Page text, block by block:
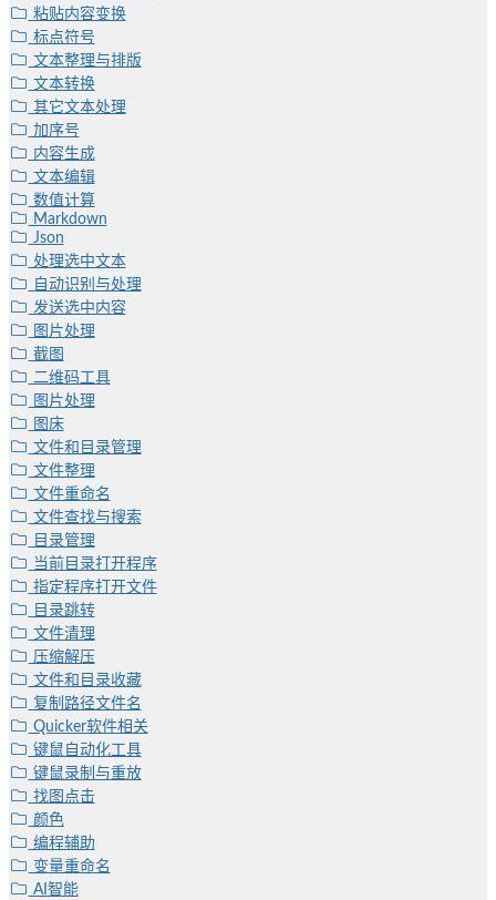
粘贴内容变换
标点符号
文本整理与排版
文本转换
其它文本处理
加序号
内容生成
文本编辑
数值计算
Markdown
Json
处理选中文本
自动识别与处理
发送选中内容
图片处理
截图
二维码工具
图片处理
图床
文件和目录管理
文件整理
文件重命名
文件查找与搜索
目录管理
当前目录打开程序
指定程序打开文件
目录跳转
文件清理
压缩解压
文件和目录收藏
复制路径文件名
Quicker软件相关
键鼠自动化工具
键鼠录制与重放
找图点击
颜色
编程辅助
变量重命名
AI智能